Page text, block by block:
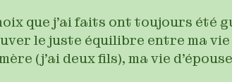
que j’ai faits ont toujours été
le juste équilibre entre ma
(j’ai deux fils), ma vie